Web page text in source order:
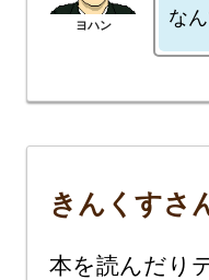
きんくすさ
本を読んだり